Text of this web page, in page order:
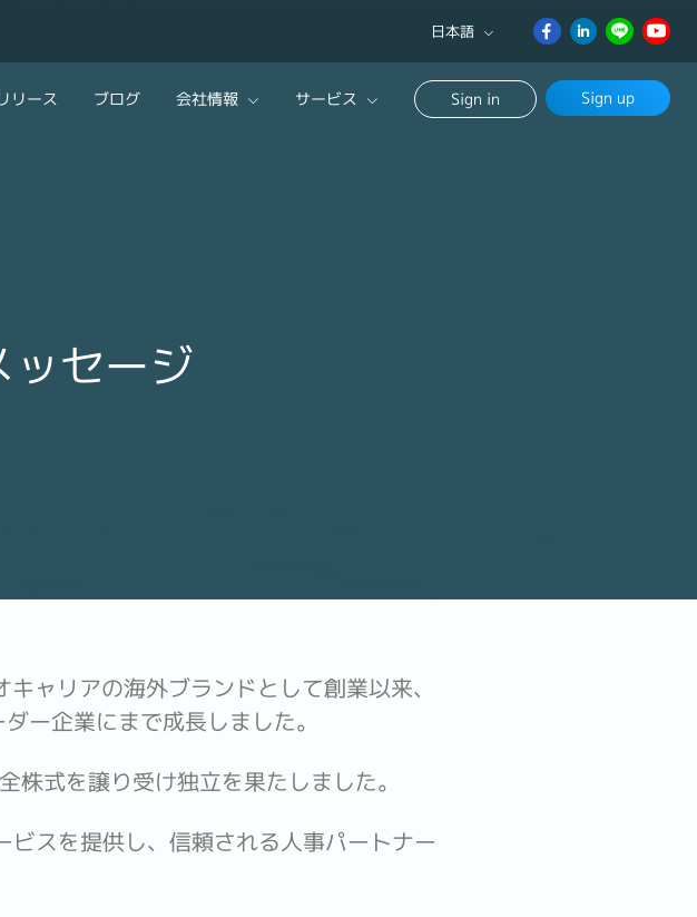
日本語
English
リース ブログ 会社情報 サービス Sign in Sign up
セージ
ャリアの海外ブランドとして創業以来、
ー企業にまで成長しました。
式を譲り受け独立を果たしました。
スを提供し、信頼される人事パートナー